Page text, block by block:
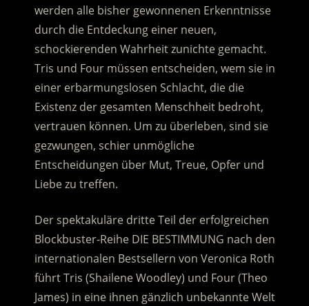
werden alle bisher gewonnenen Erkenntnisse
durch die Entdeckung einer neuen,
schockierenden Wahrheit zunichte gemacht.
Tris und Four müssen entscheiden, wem sie in
einer erbarmungslosen Schlacht, die die
Existenz der gesamten Menschheit bedroht,
vertrauen können. Um zu überleben, sind sie
gezwungen, schier unmögliche
Entscheidungen über Mut, Treue, Opfer und
Liebe zu treffen.
Der spektakuläre dritte Teil der erfolgreichen
Blockbuster-Reihe DIE BESTIMMUNG nach den
internationalen Bestsellern von Veronica Roth
führt Tris (Shailene Woodley) und Four (Theo
James) in eine ihnen gänzlich unbekannte Welt